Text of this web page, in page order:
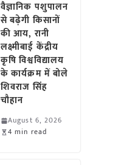
वैज्ञानिक पशुपालन
से बढ़ेगी किसानों
की आय, रानी
लक्ष्मीबाई केंद्रीय
कृषि विश्वविद्यालय
के कार्यक्रम में बोले
शिवराज सिंह
चौहान
August 6, 2026
4 min read